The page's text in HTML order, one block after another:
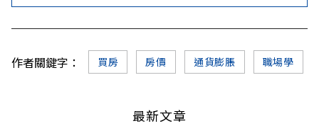
作者關鍵字： 買房 房價 通貨膨脹 職場學
最新文章